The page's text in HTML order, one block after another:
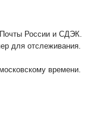
России и СДЭК.
для отслеживания.
времени.